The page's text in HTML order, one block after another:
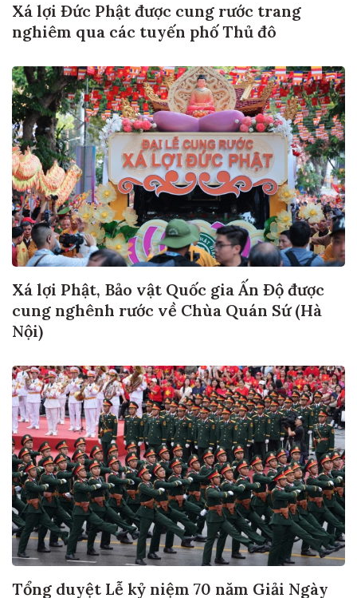
Xá lợi Đức Phật được cung rước trang
nghiêm qua các tuyến phố Thủ đô
Xá lợi Phật, Bảo vật Quốc gia Ấn Độ được
cung nghênh rước về Chùa Quán Sứ (Hà
Nội)
Tổng duyệt Lễ kỷ niệm 70 năm Giải Ngày